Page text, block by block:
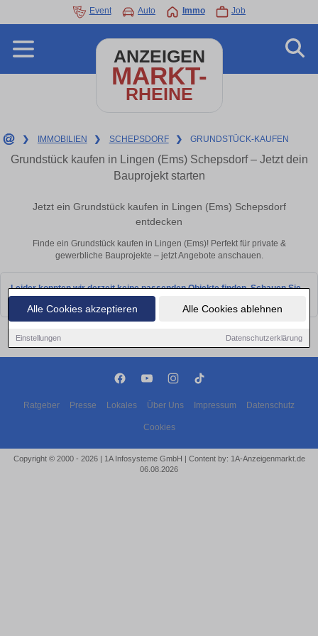
Alle Cookies akzeptieren Alle Cookies ablehnen
Einstellungen Datenschutzerklärung
Event Auto Immo Job
ANZEIGEN
MARKT-
RHEINE
❯ IMMOBILIEN ❯ SCHEPSDORF ❯ GRUNDSTÜCK-KAUFEN
Grundstück kaufen in Lingen (Ems) Schepsdorf – Jetzt dein
Bauprojekt starten
Jetzt ein Grundstück kaufen in Lingen (Ems) Schepsdorf
entdecken
Finde ein Grundstück kaufen in Lingen (Ems)! Perfekt für private &
gewerbliche Bauprojekte – jetzt Angebote anschauen.
Leider konnten wir derzeit keine passenden Objekte finden. Schauen Sie
Ratgeber Presse Lokales Über Uns Impressum Datenschutz
Cookies
Copyright © 2000 - 2026 | 1A Infosysteme GmbH | Content by: 1A-Anzeigenmarkt.de
06.08.2026